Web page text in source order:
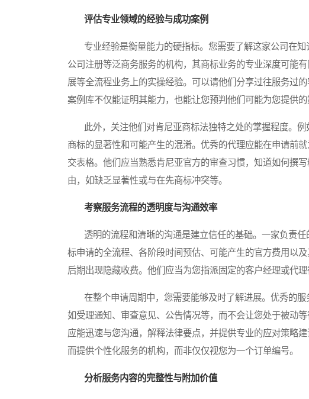
评估专业领域的经验与成功案例
专业经验是衡量能力的硬指标。您需要了解这家公司在知
公司注册等泛商务服务的机构，其商标业务的专业深度可能
展等全流程业务上的实操经验。可以请他们分享过往服务过
案例库不仅能证明其能力，也能让您预判他们可能为您提供的
此外，关注他们对肯尼亚商标法独特之处的掌握程度。例
商标的显著性和可能产生的混淆。优秀的代理应能在申请前
交表格。他们应当熟悉肯尼亚官方的审查习惯，知道如何撰
由，如缺乏显著性或与在先商标冲突等。
考察服务流程的透明度与沟通效率
透明的流程和清晰的沟通是建立信任的基础。一家负责任
标申请的全流程、各阶段时间预估、可能产生的官方费用以
后期出现隐藏收费。他们应当为您指派固定的客户经理或代
在整个申请周期中，您需要能够及时了解进展。优秀的服
如受理通知、审查意见、公告情况等，而不会让您处于被动
应能迅速与您沟通，解释法律要点，并提供专业的应对策略
而提供个性化服务的机构，而非仅仅视您为一个订单编号。
分析服务内容的完整性与附加价值